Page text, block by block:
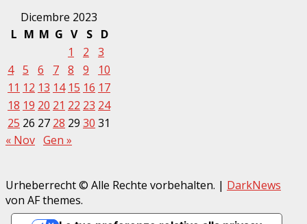
Dicembre 2023
L M M G V S
D
1
2
3
4 5 6 7 8 9
10
11 12 13 14 15 16 17
18 19 20 21 22 23 24
25 26 27 28 29 30 31
« Nov Gen »
Urheberrecht © Alle Rechte vorbehalten. | DarkNews
von AF themes.